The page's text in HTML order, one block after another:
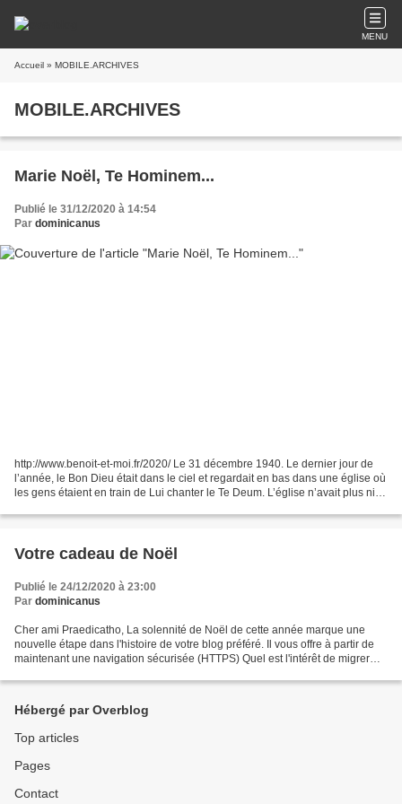
MENU
Accueil » MOBILE.ARCHIVES
MOBILE.ARCHIVES
Marie Noël, Te Hominem...
Publié le 31/12/2020 à 14:54
Par dominicanus
http://www.benoit-et-moi.fr/2020/ Le 31 décembre 1940. Le dernier jour de
l’année, le Bon Dieu était dans le ciel et regardait en bas dans une église où
les gens étaient en train de Lui chanter le Te Deum. L’église n’avait plus ni
Votre cadeau de Noël
Publié le 24/12/2020 à 23:00
Par dominicanus
Cher ami Praedicatho, La solennité de Noël de cette année marque une
nouvelle étape dans l'histoire de votre blog préféré. Il vous offre à partir de
maintenant une navigation sécurisée (HTTPS) Quel est l'intérêt de migrer
Hébergé par Overblog
Top articles
Pages
Contact